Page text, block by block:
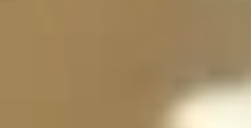
y luego unirse en uno